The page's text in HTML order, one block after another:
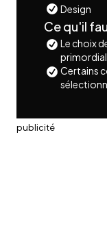
Design
Ce qu'il
Le choix
Certains
publicité